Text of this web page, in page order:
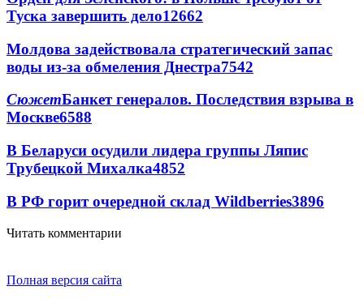
Туска завершить дело12662
Молдова задействовала стратегический запас
воды из-за обмеления Днестра7542
СюжетБанкет генералов. Последствия взрыва в
Москве6588
В Беларуси осудили лидера группы Ляпис
Трубецкой Михалка4852
В РФ горит очередной склад Wildberries3896
Читать комментарии
Полная версия сайта